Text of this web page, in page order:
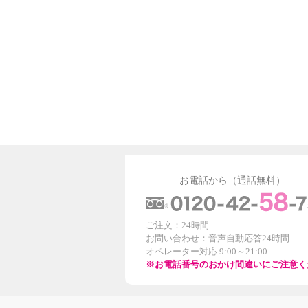
お電話から（通話無料）
ご注文：24時間
お問い合わせ：音声自動応答24時間
オペレーター対応 9:00～21:00
※お電話番号のおかけ間違いにご注意